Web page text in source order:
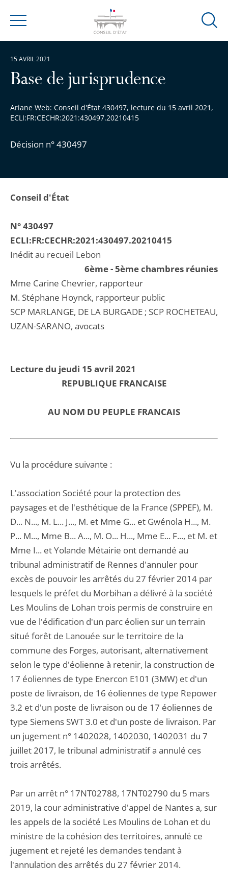
Menu
Ouvrir
Base de jurisprudence
Ariane Web: Conseil d'État 430497, lecture du 15 avril 2021,
ECLI:FR:CECHR:2021:430497.20210415
Décision n° 430497
15 AVRIL 2021
Conseil d'État
N° 430497
ECLI:FR:CECHR:2021:430497.20210415
Inédit au recueil Lebon
6ème - 5ème chambres réunies
Mme Carine Chevrier, rapporteur
M. Stéphane Hoynck, rapporteur public
SCP MARLANGE, DE LA BURGADE ; SCP ROCHETEAU,
UZAN-SARANO, avocats
Lecture du jeudi 15 avril 2021
REPUBLIQUE FRANCAISE
AU NOM DU PEUPLE FRANCAIS
Vu la procédure suivante :
L'association Société pour la protection des
paysages et de l'esthétique de la France (SPPEF), M.
D... N..., M. L... J..., M. et Mme G... et Gwénola H..., M.
P... M..., Mme B... A..., M. O... H..., Mme E... F..., et M. et
Mme I... et Yolande Métairie ont demandé au
tribunal administratif de Rennes d'annuler pour
excès de pouvoir les arrêtés du 27 février 2014 par
lesquels le préfet du Morbihan a délivré à la société
Les Moulins de Lohan trois permis de construire en
vue de l'édification d'un parc éolien sur un terrain
situé forêt de Lanouée sur le territoire de la
commune des Forges, autorisant, alternativement
selon le type d'éolienne à retenir, la construction de
17 éoliennes de type Enercon E101 (3MW) et d'un
poste de livraison, de 16 éoliennes de type Repower
3.2 et d'un poste de livraison ou de 17 éoliennes de
type Siemens SWT 3.0 et d'un poste de livraison. Par
un jugement n° 1402028, 1402030, 1402031 du 7
juillet 2017, le tribunal administratif a annulé ces
trois arrêtés.
Par un arrêt n° 17NT02788, 17NT02790 du 5 mars
2019, la cour administrative d'appel de Nantes a, sur
les appels de la société Les Moulins de Lohan et du
ministre de la cohésion des territoires, annulé ce
jugement et rejeté les demandes tendant à
l'annulation des arrêtés du 27 février 2014.